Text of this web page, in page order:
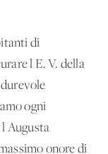
di
l'E. V. della
ogni
l'Augusta
onore di